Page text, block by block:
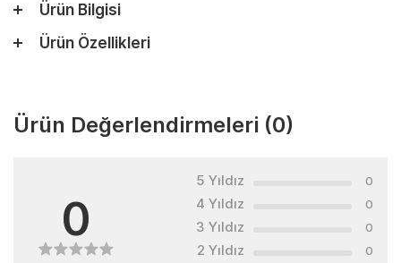
Ürün Bilgisi
Ürün Özellikleri
Ürün Değerlendirmeleri (0)
0
5 Yıldız 0
4 Yıldız 0
3 Yıldız 0
2 Yıldız 0